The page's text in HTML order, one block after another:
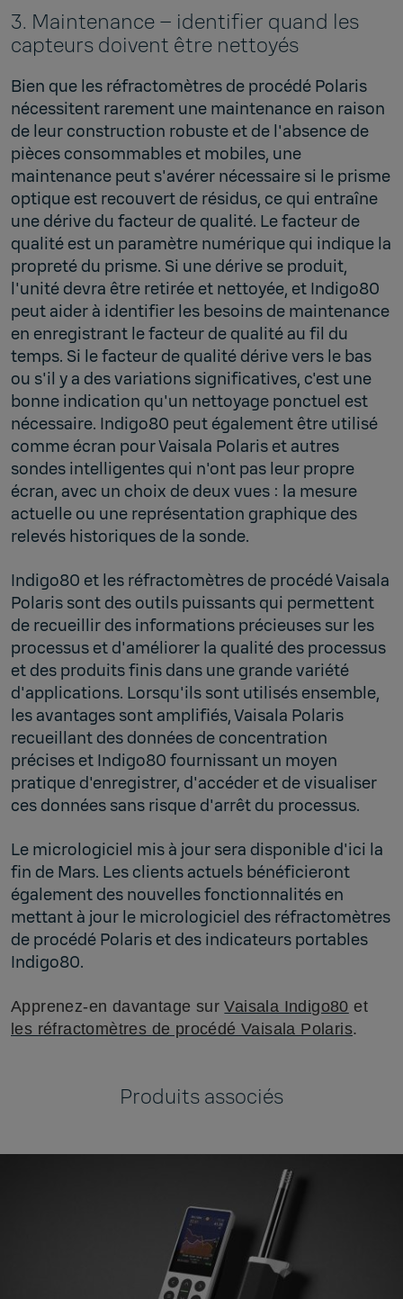
3. Maintenance – identifier quand les
capteurs doivent être nettoyés
Bien que les réfractomètres de procédé Polaris
nécessitent rarement une maintenance en raison
de leur construction robuste et de l'absence de
pièces consommables et mobiles, une
maintenance peut s'avérer nécessaire si le prisme
optique est recouvert de résidus, ce qui entraîne
une dérive du facteur de qualité. Le facteur de
qualité est un paramètre numérique qui indique la
propreté du prisme. Si une dérive se produit,
l'unité devra être retirée et nettoyée, et Indigo80
peut aider à identifier les besoins de maintenance
en enregistrant le facteur de qualité au fil du
temps. Si le facteur de qualité dérive vers le bas
ou s'il y a des variations significatives, c'est une
bonne indication qu'un nettoyage ponctuel est
nécessaire. Indigo80 peut également être utilisé
comme écran pour Vaisala Polaris et autres
sondes intelligentes qui n'ont pas leur propre
écran, avec un choix de deux vues : la mesure
actuelle ou une représentation graphique des
relevés historiques de la sonde.
Indigo80 et les réfractomètres de procédé Vaisala
Polaris sont des outils puissants qui permettent
de recueillir des informations précieuses sur les
processus et d'améliorer la qualité des processus
et des produits finis dans une grande variété
d'applications. Lorsqu'ils sont utilisés ensemble,
les avantages sont amplifiés, Vaisala Polaris
recueillant des données de concentration
précises et Indigo80 fournissant un moyen
pratique d'enregistrer, d'accéder et de visualiser
ces données sans risque d'arrêt du processus.
Le micrologiciel mis à jour sera disponible d'ici la
fin de Mars. Les clients actuels bénéficieront
également des nouvelles fonctionnalités en
mettant à jour le micrologiciel des réfractomètres
de procédé Polaris et des indicateurs portables
Indigo80.
Apprenez-en davantage surVaisala Indigo80 et
les réfractomètres de procédé Vaisala Polaris.
Produits associés